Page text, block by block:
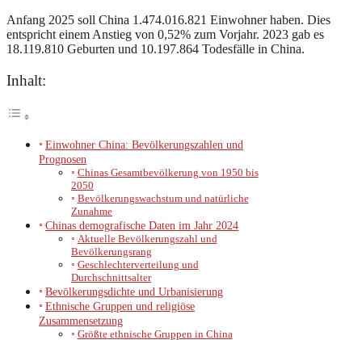
Anfang 2025 soll China 1.474.016.821 Einwohner haben. Dies
entspricht einem Anstieg von 0,52% zum Vorjahr. 2023 gab es
18.119.810 Geburten und 10.197.864 Todesfälle in China.
Inhalt:
Einwohner China: Bevölkerungszahlen und
Prognosen
Chinas Gesamtbevölkerung von 1950 bis
2050
Bevölkerungswachstum und natürliche
Zunahme
Chinas demografische Daten im Jahr 2024
Aktuelle Bevölkerungszahl und
Bevölkerungsrang
Geschlechterverteilung und
Durchschnittsalter
Bevölkerungsdichte und Urbanisierung
Ethnische Gruppen und religiöse
Zusammensetzung
Größte ethnische Gruppen in China